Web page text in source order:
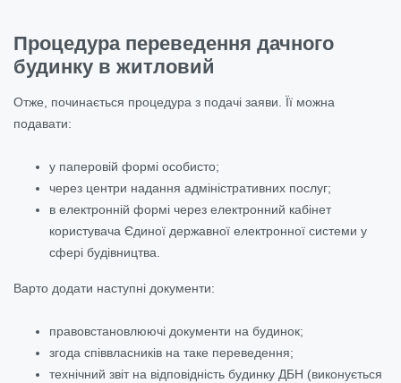
Процедура переведення дачного
будинку в житловий
Отже, починається процедура з подачі заяви. Її можна
подавати:
у паперовій формі особисто;
через центри надання адміністративних послуг;
в електронній формі через електронний кабінет
користувача Єдиної державної електронної системи у
сфері будівництва.
Варто додати наступні документи:
правовстановлюючі документи на будинок;
згода співвласників на таке переведення;
технічний звіт на відповідність будинку ДБН (виконується